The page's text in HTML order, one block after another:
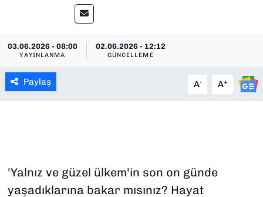
03.06.2026 - 08:00
YAYINLANMA
02.06.2026 - 12:12
GÜNCELLEME
Paylaş A- A+
'Yalnız ve güzel ülkem'in son on günde
yaşadıklarına bakar mısınız? Hayat
EKONOMİ
KÜLTÜR SANAT
MAGAZİN
SPOR
Tüm Manşetler
Son Dakika Haberleri
Haber Arşivi